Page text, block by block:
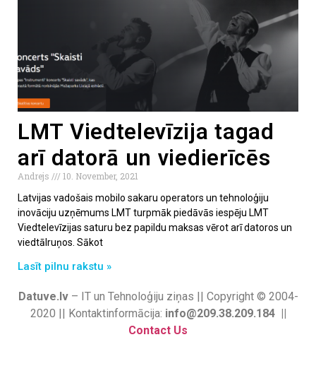
LMT Viedtelevīzija tagad
arī datorā un viedierīcēs
Andrejs
10. November, 2021
Latvijas vadošais mobilo sakaru operators un tehnoloģiju
inovāciju uzņēmums LMT turpmāk piedāvās iespēju LMT
Viedtelevīzijas saturu bez papildu maksas vērot arī datoros un
viedtālruņos. Sākot
Lasīt pilnu rakstu »
Datuve.lv– IT un Tehnoloģiju ziņas || Copyright © 2004-
2020 || Kontaktinformācija: info@209.38.209.184 ||
Contact Us